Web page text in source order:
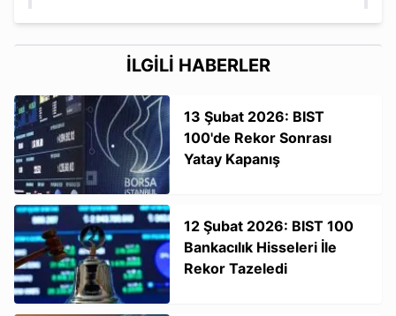
İLGİLİ HABERLER
13 Şubat 2026: BIST
100'de Rekor Sonrası
Yatay Kapanış
12 Şubat 2026: BIST 100
Bankacılık Hisseleri İle
Rekor Tazeledi